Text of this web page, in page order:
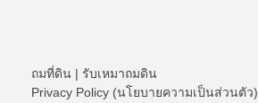
ถมที่ดิน | รับเหมาถมดิน
Privacy Policy (นโยบายความเป็นส่วนตัว)